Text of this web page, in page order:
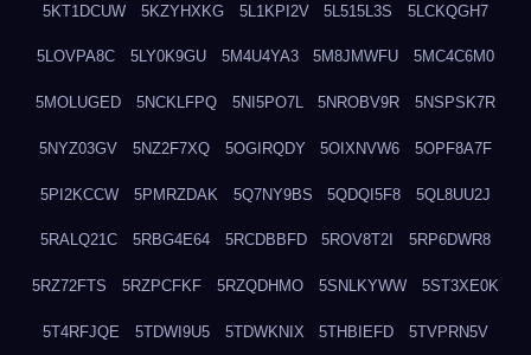
5KT1DCUW 5KZYHXKG 5L1KPI2V 5L515L3S 5LCKQGH7
5LOVPA8C 5LY0K9GU 5M4U4YA3 5M8JMWFU 5MC4C6M0
5MOLUGED 5NCKLFPQ 5NI5PO7L 5NROBV9R 5NSPSK7R
5NYZ03GV 5NZ2F7XQ 5OGIRQDY 5OIXNVW6 5OPF8A7F
5PI2KCCW 5PMRZDAK 5Q7NY9BS 5QDQI5F8 5QL8UU2J
5RALQ21C 5RBG4E64 5RCDBBFD 5ROV8T2I 5RP6DWR8
5RZ72FTS 5RZPCFKF 5RZQDHMO 5SNLKYWW 5ST3XE0K
5T4RFJQE 5TDWI9U5 5TDWKNIX 5THBIEFD 5TVPRN5V